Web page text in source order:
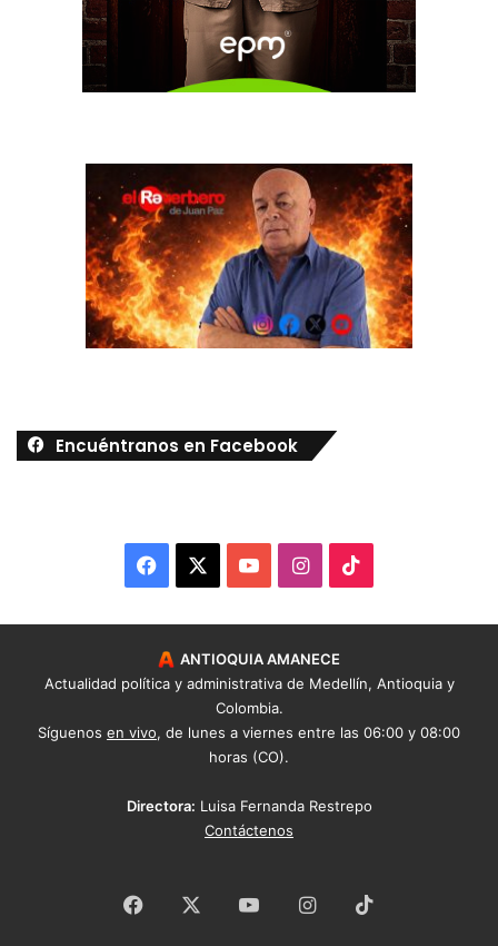
Encuéntranos en Facebook
Facebook YouTubeInstagram
ANTIOQUIA AMANECE
Actualidad política y administrativa de Medellín, Antioquia y
Colombia.
Síguenos en vivo, de lunes a viernes entre las 06:00 y 08:00
horas (CO).
Directora: Luisa Fernanda Restrepo
Contáctenos
Facebook YouTubeInstagram